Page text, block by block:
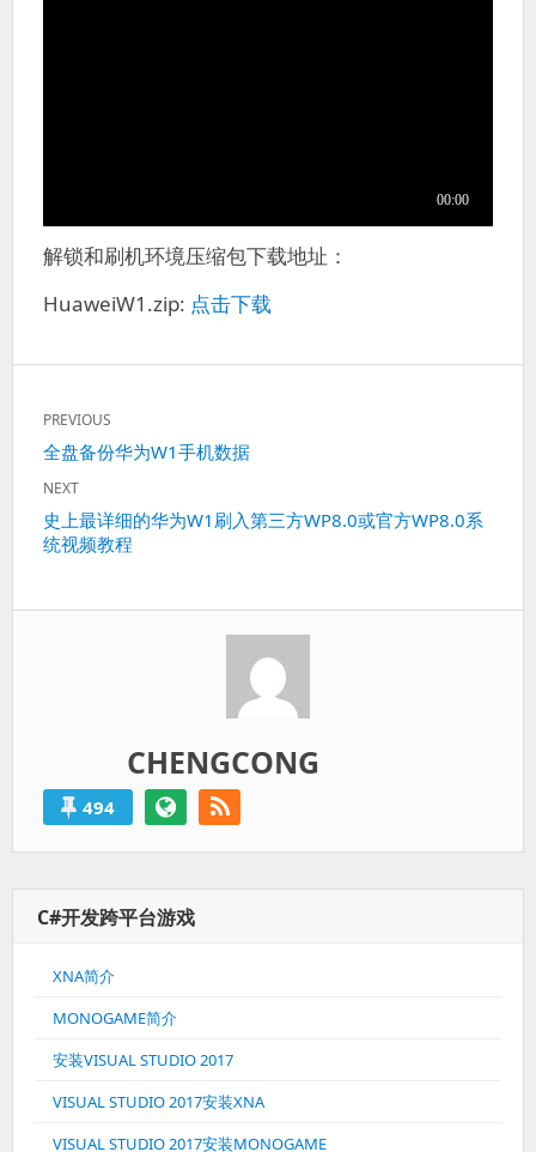
解锁和刷机环境压缩包下载地址：
HuaweiW1.zip: 点击下载
文
章
导
航
PREVIOUS
Previous
post:
全盘备份华为W1手机数据
NEXT
Next
post:
史上最详细的华为W1刷入第三方WP8.0或官方WP8.0系
统视频教程
CHENGCONG
494
C#开发跨平台游戏
XNA简介
MONOGAME简介
安装VISUAL STUDIO 2017
VISUAL STUDIO 2017安装XNA
VISUAL STUDIO 2017安装MONOGAME